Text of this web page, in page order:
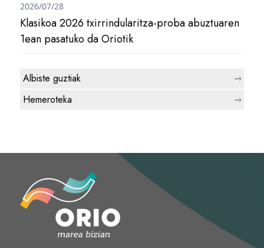
Klasikoa 2026 txirrindularitza-proba abuztuaren
1ean pasatuko da Oriotik
2026/07/28
Albiste guztiak
Hemeroteka